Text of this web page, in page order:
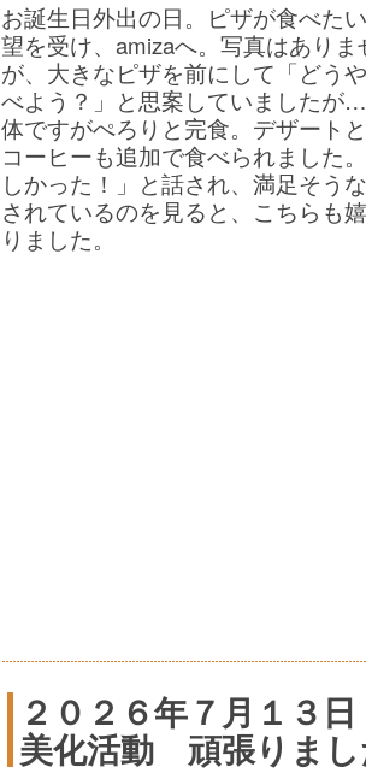
お誕生日外出の日。ピザが食べた
望を受け、amizaへ。写真はありま
が、大きなピザを前にして「どう
べよう？」と思案していましたが
体ですがぺろりと完食。デザート
コーヒーも追加で食べられました
しかった！」と話され、満足そう
されているのを見ると、こちらも
りました。
２０２６年７月１３日
美化活動 頑張りま